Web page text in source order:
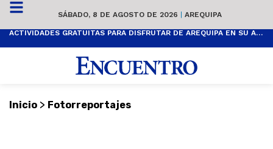
SÁBADO, 8 DE AGOSTO DE 2026 | AREQUIPA
ACTIVIDADES GRATUITAS PARA DISFRUTAR DE AREQUIPA EN SU ANIVERSARIO
Inicio > Fotorreportajes